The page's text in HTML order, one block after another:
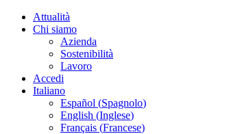
Attualità
Chi siamo
Azienda
Sostenibilità
Lavoro
Accedi
Italiano
Español (Spagnolo)
English (Inglese)
Français (Francese)